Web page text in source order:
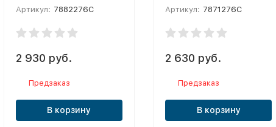
Артикул: 7882276C
2 930 руб.
Предзаказ
В корзину
Артикул: 7871276C
2 630 руб.
Предзаказ
В корзину